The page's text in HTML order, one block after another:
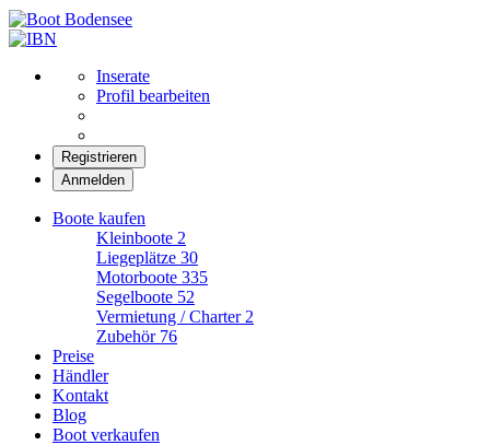
Inserate
Profil bearbeiten
Registrieren
Anmelden
Boote kaufen
Kleinboote 2
Liegeplätze 30
Motorboote 335
Segelboote 52
Vermietung / Charter 2
Zubehör 76
Preise
Händler
Kontakt
Blog
Boot verkaufen